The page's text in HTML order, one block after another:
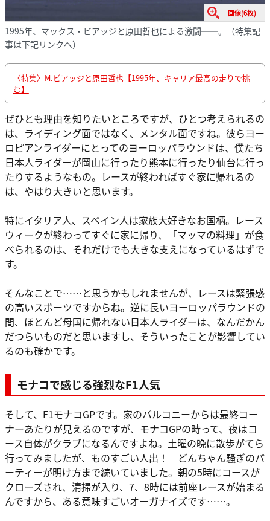
画像(6枚)
1995年、マックス・ビアッジと原田哲也による激闘──。（特集記
事は下記リンクへ）
〈特集〉M.ビアッジと原田哲也【1995年、キャリア最高の走りで挑
む】
ぜひとも理由を知りたいところですが、ひとつ考えられるの
は、ライディング面ではなく、メンタル面ですね。彼らヨー
ロピアンライダーにとってのヨーロッパラウンドは、僕たち
日本人ライダーが岡山に行ったり熊本に行ったり仙台に行っ
たりするようなもの。レースが終わればすぐ家に帰れるの
は、やはり大きいと思います。
特にイタリア人、スペイン人は家族大好きなお国柄。レース
ウィークが終わってすぐに家に帰り、「マッマの料理」が食
べられるのは、それだけでも大きな支えになっているはずで
す。
そんなことで……と思うかもしれませんが、レースは緊張感
の高いスポーツですからね。逆に長いヨーロッパラウンドの
間、ほとんど母国に帰れない日本人ライダーは、なんだかん
だつらいものだと思いますし、そういったことが影響してい
るのも確かです。
モナコで感じる強烈なF1人気
そして、F1モナコGPです。家のバルコニーからは最終コー
ナーあたりが見えるのですが、モナコGPの時って、夜はコ
ース自体がクラブになるんですよね。土曜の晩に散歩がてら
行ってみましたが、ものすごい人出！ どんちゃん騒ぎのパ
ーティーが明け方まで続いていました。朝の5時にコースが
クローズされ、清掃が入り、7、8時には前座レースが始まる
んですから、ある意味すごいオーガナイズです……。